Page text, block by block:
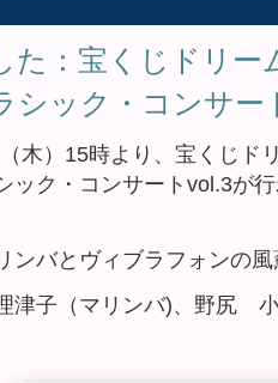
た：宝くじドリー
シック・コンサー
木）15時より、宝くじド
ック・コンサートvol.3が
ンバとヴィブラフォンの
子（マリンバ)、野尻